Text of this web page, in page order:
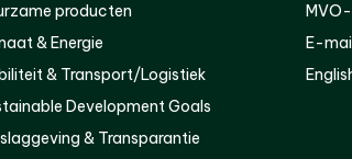
producten
& Energie
& Transport/Logistiek
Development Goals
& Transparantie
E-